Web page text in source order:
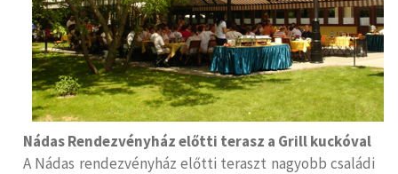
Nádas Rendezvényház előtti terasz a Grill kuckóval
A Nádas rendezvényház előtti teraszt nagyobb családi